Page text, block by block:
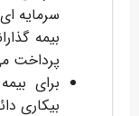
سرمایه
بیمه
پرداخت
برای
بیکاری